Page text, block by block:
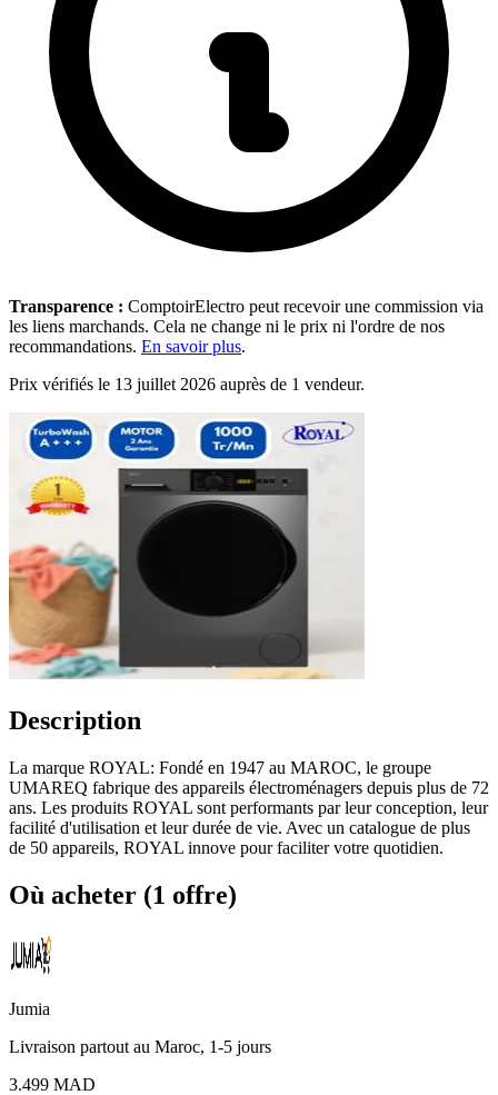
Transparence : ComptoirElectro peut recevoir une commission via
les liens marchands. Cela ne change ni le prix ni l'ordre de nos
recommandations. En savoir plus.
Prix vérifiés le 13 juillet 2026 auprès de 1 vendeur.
Description
La marque ROYAL: Fondé en 1947 au MAROC, le groupe
UMAREQ fabrique des appareils électroménagers depuis plus de 72
ans. Les produits ROYAL sont performants par leur conception, leur
facilité d'utilisation et leur durée de vie. Avec un catalogue de plus
de 50 appareils, ROYAL innove pour faciliter votre quotidien.
Où acheter (1 offre)
Jumia
Livraison partout au Maroc, 1-5 jours
3.499 MAD